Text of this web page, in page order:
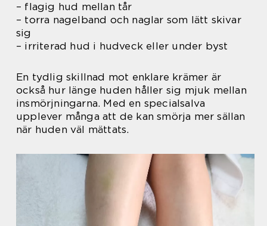
– flagig hud mellan tår
– torra nagelband och naglar som lätt skivar
sig
– irriterad hud i hudveck eller under byst
En tydlig skillnad mot enklare krämer är
också hur länge huden håller sig mjuk mellan
insmörjningarna. Med en specialsalva
upplever många att de kan smörja mer sällan
när huden väl mättats.